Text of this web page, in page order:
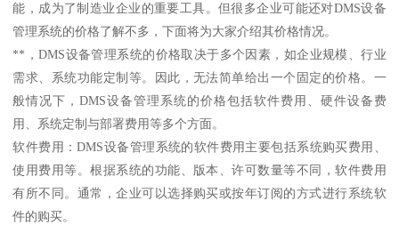
能，成为了制造业企业的重要工具。但很多企业可能还对DMS设备
管理系统的价格了解不多，下面将为大家介绍其价格情况。
**，DMS设备管理系统的价格取决于多个因素，如企业规模、行业
需求、系统功能定制等。因此，无法简单给出一个固定的价格。一
般情况下，DMS设备管理系统的价格包括软件费用、硬件设备费
用、系统定制与部署费用等多个方面。
软件费用：DMS设备管理系统的软件费用主要包括系统购买费用、
使用费用等。根据系统的功能、版本、许可数量等不同，软件费用
有所不同。通常，企业可以选择购买或按年订阅的方式进行系统软
件的购买。